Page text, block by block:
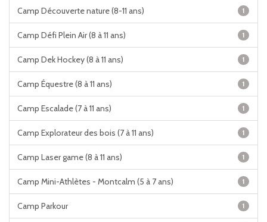
Camp Découverte nature (8-11 ans) 1
Camp Défi Plein Air (8 à 11 ans) 1
Camp Dek Hockey (8 à 11 ans) 1
Camp Équestre (8 à 11 ans) 1
Camp Escalade (7 à 11 ans) 1
Camp Explorateur des bois (7 à 11 ans) 1
Camp Laser game (8 à 11 ans) 1
Camp Mini-Athlètes - Montcalm (5 à 7 ans) 1
Camp Parkour 1